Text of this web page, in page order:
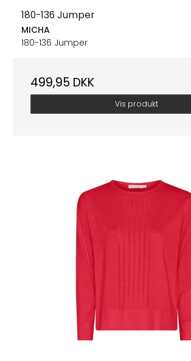
180-136 Jumper
MICHA
180-136 Jumper
499,95 DKK
Vis produkt